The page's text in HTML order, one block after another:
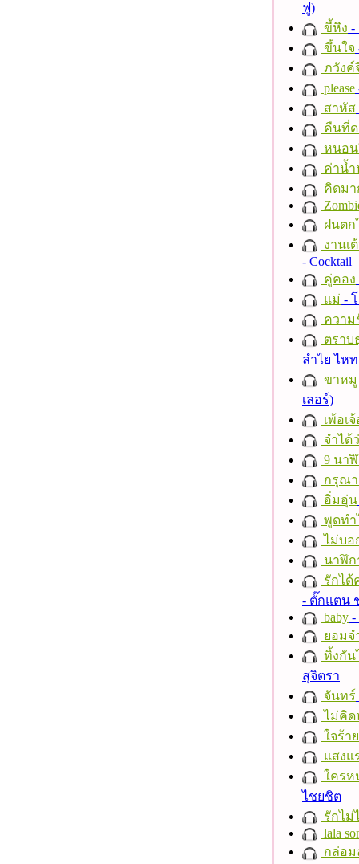
ฟู)
ขี้หึง -
ขึ้นใจ
ภวังค์
please
สาหัส
คืนที่ด
หนอน
ค่าน้
คิดมา
ฝนตก
งานเ
- Cocktail
คู่คอง
แม่ -
ความ
ตราบ
ลำไย ไห
ขาหมู
เลอร์)
เพ้อเ
จำได้
9 นา
กรุณา
อิ่มอุ่น
พูดทำ
ไม่บอ
นาฬิก
รักได้
- ตั๊กแตน
baby -
ยอม
ทิ้งกัน
สุจิตรา
จันทร์
ไม่คิด
ใจร้าย
แสงแ
ใครห
ไชยชิต
รักไม่
lala
กล่อม